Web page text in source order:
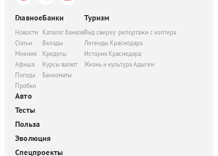
Главное
Новости
Статьи
Мнения
Афиша
Погода
Пробки
Банки
Каталог банков
Вклады
Кредиты
Курсы валют
Банкоматы
Туризм
Вид сверху: репортажи с коптера
Легенды Краснодара
История Краснодара
Жизнь и культура Адыгеи
Авто
Тесты
Польза
Эволюция
Спецпроекты